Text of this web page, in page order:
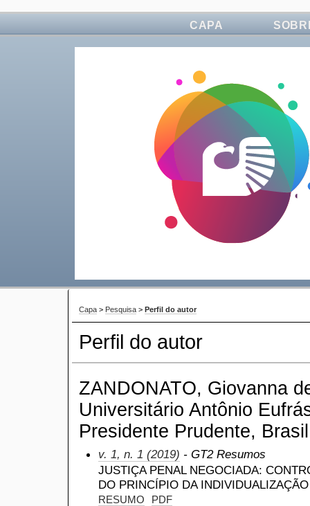
CAPA
Capa > Pesquisa > Perfil do autor
Perfil do autor
ZANDONATO, Giovanna
Universitário Antônio
Presidente Prudente, Brasil
v. 1, n. 1 (2019) - GT2 Resumos
JUSTIÇA PENAL NEGOCIADA:
DO PRINCÍPIO DA
RESUMO PDF